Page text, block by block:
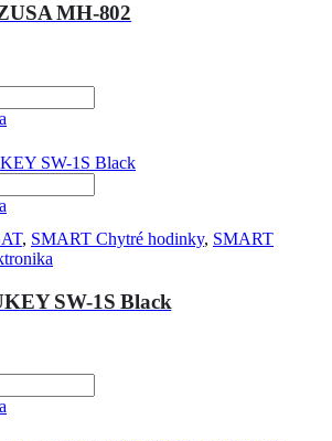
MH-802
, SMART Chytré hodinky, SMART
SW-1S Black